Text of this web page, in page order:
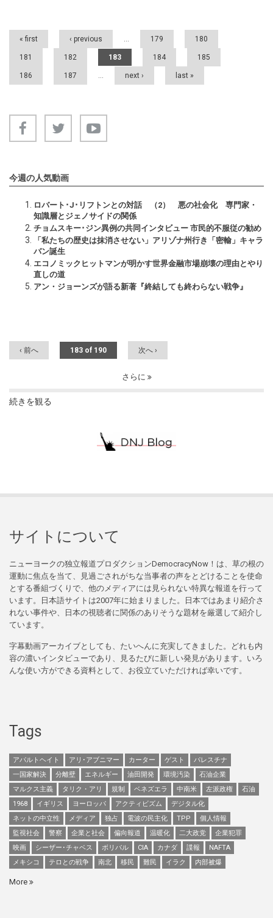
Pages
« first ‹ previous … 179 180
181 182 183 184 185
186 187 … next › last »
今週の人気動画
ロバート･J･リフトンとの対話 （2） 悪の社会化 専門家・
知識層とジェノサイドの関係
チョムスキー･ジン異例の共同インタビュー 市民的不服従の勧め
「私たちの歴史は抹消させない」アリゾナ州行き「密輸」キャラ
バン誕生
エコノミックヒットマンが明かす世界金融市場崩壊の理由とやり
直しの道
アン・ジョーンズが語る新著『終結しても終わらない戦争』
‹ 前へ 183 of 190 次へ ›
さらに
続きを観る
サイトについて
ニューヨークの独立報道プロダクションDemocracyNow！は、草の根の
運動に焦点を当て、見過ごされがちな当事者の声をとどけることを使命
とする番組づくりで、他のメディアには見られない特異な報道を行って
います。日本語サイトは2007年に始まりました。日本ではあまり紹介さ
れない事件や、日本の視聴者に関係のありそうな題材を厳選して紹介し
ています。
字幕動画アーカイブとしても、たいへんに充実してきました。どれも内
容の濃いインタビューであり、見るたびに新しい発見があります。いろ
んな使い方ができる資料として、お役立ていただければ幸いです。
Tags
アパルトヘイト アリ･アブニマー カーター ゲスト
パレスチナ
一国家解決
分離壁 エネルギー 油田開発 環境汚染
石油企業
マルクス主義
タリク・アリ 規制 ベネズエラ 中南米 左派政権
石油
1968
イギリス ヨーロッパ アクティビズム
デジタル化
ネットの中立性
メディア 独占 電波の民主化 TPP
個人情報
監視社会
警察 企業と社会 偏向報道 温暖化 二大政党
企業犯罪
映画
シーザー･チャベス ボリバル CIA カナダ 諜報
NAFTA
メキシコ
テロとの戦争 南北 移民 難民 イラク 内部被爆
More